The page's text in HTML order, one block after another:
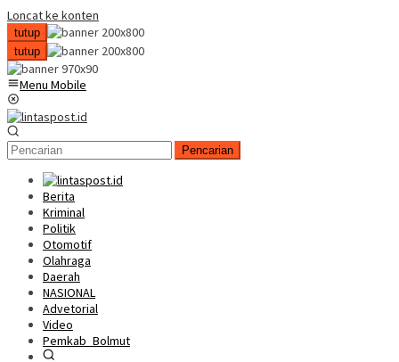
Loncat ke konten
tutup
tutup
Menu Mobile
Pencarian
Berita
Kriminal
Politik
Otomotif
Olahraga
Daerah
NASIONAL
Advetorial
Video
Pemkab_Bolmut